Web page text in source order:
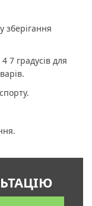
зберігання
7 градусів для